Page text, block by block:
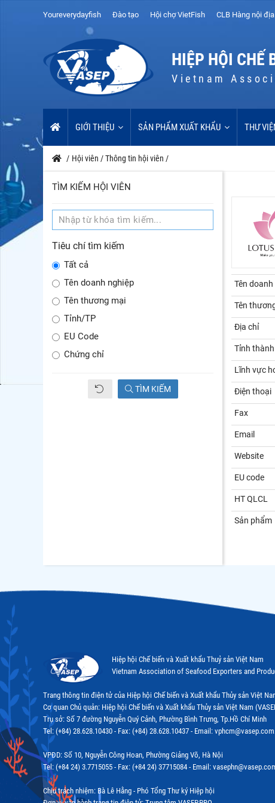
Youreverydayfish Đào tạo Hội chợ VietFish CLB Hàng nội địa
HIỆP HỘI CHẾ
Vietnam
GIỚI THIỆU SẢN PHẨM XUẤT KHẨU THƯ
/ Hội viên /Thông tin hội viên /
TÌM KIẾM HỘI VIÊN
Tiêu chí tìm kiếm
Tất cả
Tên doanh nghiệp
Tên thương mại
Tỉnh/TP
EU Code
Chứng chỉ
TÌM KIẾM
Tên
Tên
Địa chỉ
Tỉnh
Lĩnh vực
Điện thoại
Fax
Email
Website
EU code
HT QLCL
Sản phẩm
Hiệp hội Chế biến và Xuất khẩu Thuỷ sản Việt Nam
Vietnam Association of Seafood Exporters and
Trang thông tin điện tử của Hiệp hội Chế biến và Xuất khẩu Thủy sản Việt
Cơ quan Chủ quản: Hiệp hội Chế biến và Xuất khẩu Thủy sản Việt Nam
Trụ sở: Số 7 đường Nguyễn Quý Cảnh, Phường Bình Trưng, Tp.Hồ Chí Minh
Tel: (+84) 28.628.10430 - Fax: (+84) 28.628.10437 - Email:
VPĐD: Số 10, Nguyễn Công Hoan, Phường Giảng Võ, Hà Nội
Tel: (+84 24) 3.7715055 - Fax: (+84 24) 37715084 - Email:
Chịu trách nhiệm: Bà Lê Hằng - Phó Tổng Thư ký Hiệp hội